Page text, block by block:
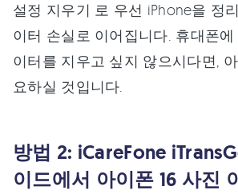
설정 지우기 로 우선 iPhone을 정
이터 손실로 이어집니다. 휴대폰
이터를 지우고 싶지 않으시다면,
요하실 것입니다.
방법 2: iCareFone
이드에서 아이폰 16 사진